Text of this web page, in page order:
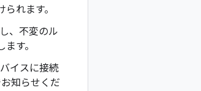
れます。
、不変のル
す。
イスに接続
知らせくだ